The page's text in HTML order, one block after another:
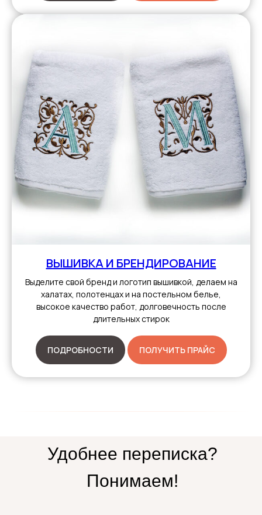
ВЫШИВКА И БРЕНДИРОВАНИЕ
Выделите свой бренд и логотип вышивкой, делаем на
халатах, полотенцах и на постельном белье,
высокое качество работ, долговечность после
длительных стирок
ПОДРОБНОСТИ ПОЛУЧИТЬ ПРАЙС
Удобнее переписка?
Понимаем!